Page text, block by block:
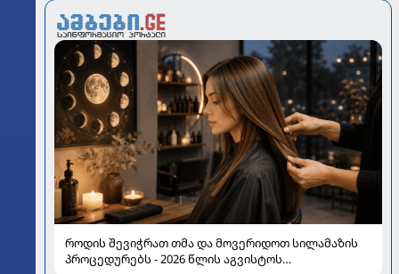
როდის შევიჭრათ თმა და მოვერიდოთ სილამაზის
პროცედურებს - 2026 წლის აგვისტოს